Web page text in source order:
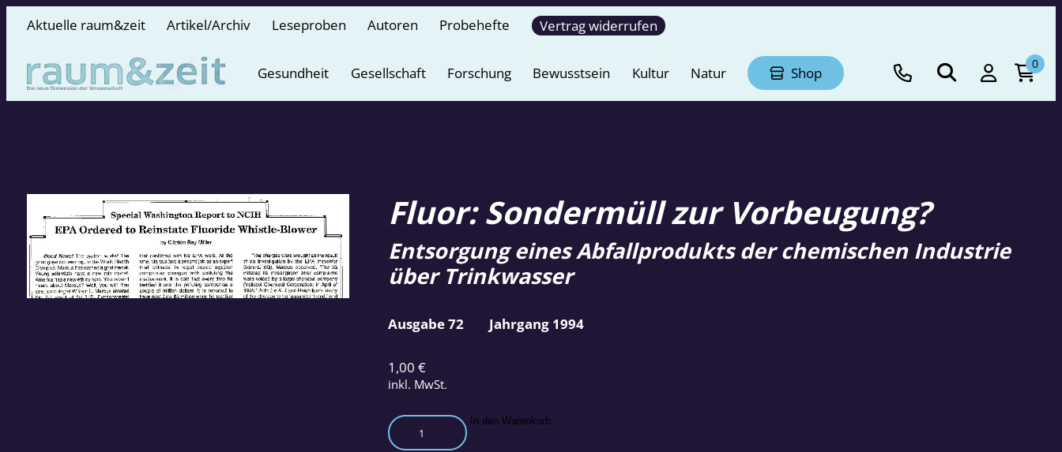
Aktuelle raum&zeit Artikel/Archiv Leseproben Autoren Probehefte Vertrag widerrufen
Gesundheit Gesellschaft Forschung Bewusstsein Kultur Natur Shop
0
Fluor: Sondermüll zur Vorbeugung?
1,00 €
inkl. MwSt.
Entsorgung eines Abfallprodukts der chemischen Industrie
über Trinkwasser
Fluor:
Sondermüll
In den Warenkorb
Ausgabe 72 Jahrgang 1994